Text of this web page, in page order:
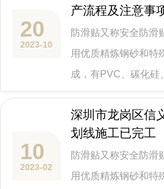
安全防滑地板
彩色防滑路面
电梯防滑地板
道斜坡路口、人行天
有环境美化、防滑耐
污易冲洗等综合功效
20
2023-10
产流程及注意事
防滑贴又称安全防滑
用优质精炼钢砂和特
成，有PVC、碳化硅
聚合物、玻璃珠等不
要功能用在台阶和斜
跌倒受伤。防滑贴可
校、医院、幼儿园、
堂、游乐场、事业单
10
2023-02
深圳市龙岗区信
划线施工已完工
防滑贴又称安全防滑
用优质精炼钢砂和特